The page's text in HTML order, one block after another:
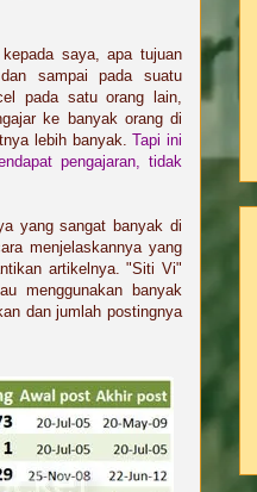
saya, apa tujuan
sampai pada suatu
pada satu orang lain,
ke banyak orang di
lebih banyak.Tapi ini
pengajaran, tidak
yang sangat banyak di
menjelaskannya yang
artikelnya. "Siti Vi"
menggunakan banyak
dan jumlah postingnya